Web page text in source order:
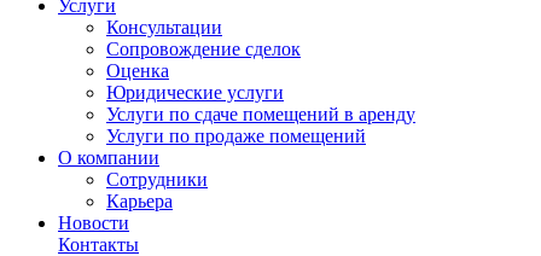
Услуги
Консультации
Сопровождение сделок
Оценка
Юридические услуги
Услуги по сдаче помещений в аренду
Услуги по продаже помещений
О компании
Сотрудники
Карьера
Новости
Контакты